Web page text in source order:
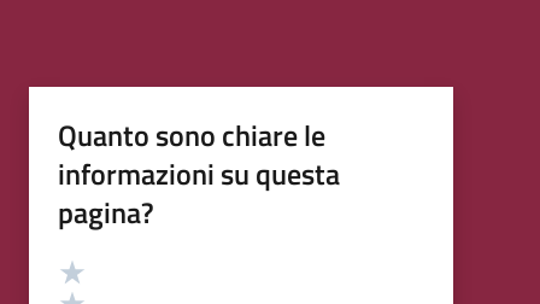
Quanto sono chiare le
informazioni su questa
pagina?
Valutazione